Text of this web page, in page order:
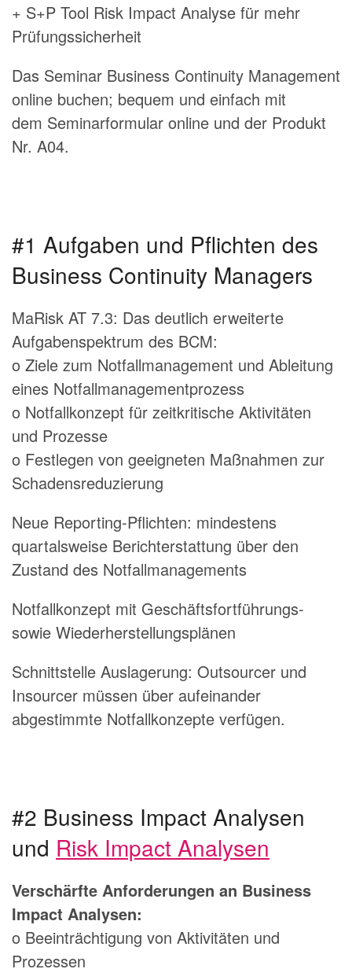
+ S+P Tool Risk Impact Analyse für mehr
Prüfungssicherheit
Das Seminar Business Continuity Management
online buchen; bequem und einfach mit
dem Seminarformular online und der Produkt
Nr. A04.
#1 Aufgaben und Pflichten des
Business Continuity Managers
MaRisk AT 7.3: Das deutlich erweiterte
Aufgabenspektrum des BCM:
o Ziele zum Notfallmanagement und Ableitung
eines Notfallmanagementprozess
o Notfallkonzept für zeitkritische Aktivitäten
und Prozesse
o Festlegen von geeigneten Maßnahmen zur
Schadensreduzierung
Neue Reporting-Pflichten: mindestens
quartalsweise Berichterstattung über den
Zustand des Notfallmanagements
Notfallkonzept mit Geschäftsfortführungs-
sowie Wiederherstellungsplänen
Schnittstelle Auslagerung: Outsourcer und
Insourcer müssen über aufeinander
abgestimmte Notfallkonzepte verfügen.
#2 Business Impact Analysen
und Risk Impact Analysen
Verschärfte Anforderungen an Business
Impact Analysen:
o Beeinträchtigung von Aktivitäten und
Prozessen